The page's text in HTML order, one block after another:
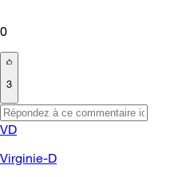
0
3
VD
Virginie-D